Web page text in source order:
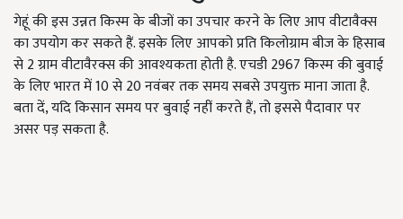
गेहूं की इस उन्नत किस्म के बीजों का उपचार करने के लिए आप वीटावैक्स
का उपयोग कर सकते हैं. इसके लिए आपको प्रति किलोग्राम बीज के हिसाब
से 2 ग्राम वीटावैरक्स की आवश्यकता होती है. एचडी 2967 किस्म की बुवाई
के लिए भारत में 10 से 20 नवंबर तक समय सबसे उपयुक्त माना जाता है.
बता दें, यदि किसान समय पर बुवाई नहीं करते हैं, तो इससे पैदावार पर
असर पड़ सकता है.